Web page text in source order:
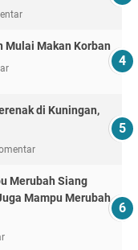
Mulai Makan Korban
di Kuningan,
Merubah Siang
Mampu Merubah